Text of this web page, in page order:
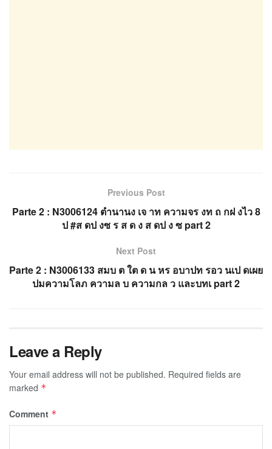
Previous Post
Parte 2 : N3006124 ตำนานง เจ าท ความจร งท ถ กฝ งไว 8
ป #ส ดป งซ ร ส ด ง ส ดป ง ซ part 2
Next Post
Parte 2 : N3006133 สมบ ต ใต ด น หร อบาปท รอว นเป ดเผย
ปมความโลภ ความล บ ความกล ว และบทเ part 2
Leave a Reply
Your email address will not be published. Required fields are
marked *
Comment *